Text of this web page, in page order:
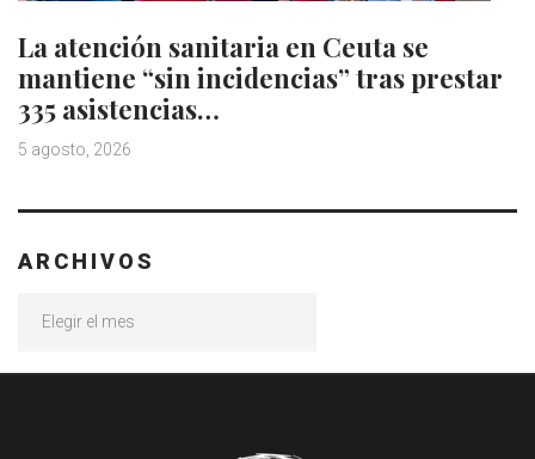
La atención sanitaria en Ceuta se
mantiene “sin incidencias” tras prestar
335 asistencias…
5 agosto, 2026
ARCHIVOS